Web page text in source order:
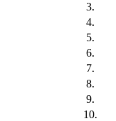
3.
4.
5.
6.
7.
8.
9.
10.